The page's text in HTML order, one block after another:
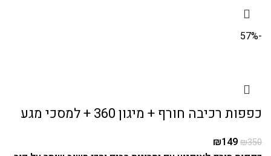
-57%
כפפות רכיבה חורף + מיגון 360 + למסכי מגע
₪350
₪149